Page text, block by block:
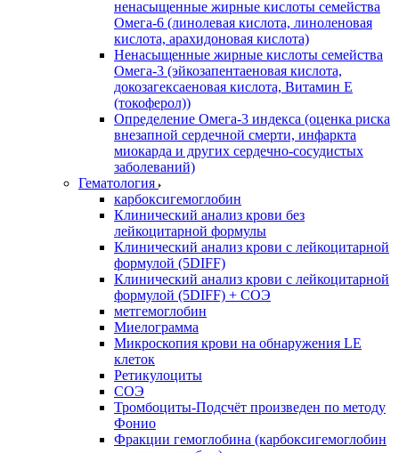
ненасыщенные жирные кислоты семейства
Омега-6 (линолевая кислота, линоленовая
кислота, арахидоновая кислота)
Ненасыщенные жирные кислоты семейства
Омега-3 (эйкозапентаеновая кислота,
докозагексаеновая кислота, Витамин E
(токоферол))
Определение Омега-3 индекса (оценка риска
внезапной сердечной смерти, инфаркта
миокарда и других сердечно-сосудистых
заболеваний)
Гематология
карбоксигемоглобин
Клинический анализ крови без
лейкоцитарной формулы
Клинический анализ крови с лейкоцитарной
формулой (5DIFF)
Клинический анализ крови с лейкоцитарной
формулой (5DIFF) + СОЭ
метгемоглобин
Миелограмма
Микроскопия крови на обнаружения LE
клеток
Ретикулоциты
СОЭ
Тромбоциты-Подсчёт произведен по методу
Фонио
Фракции гемоглобина (карбоксигемоглобин